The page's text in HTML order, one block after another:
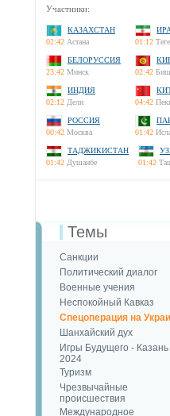
Участники:
КАЗАХСТАН
02:42 Астана
01:12
БЕЛОРУССИЯ
23:42 Минск
02:42
ИНДИЯ
02:12 Дели
04:42
РОССИЯ
00:42 Москва
01:42
ТАДЖИКИСТАН
01:42 Душанбе
01:42
Темы
Санкции
Политический диалог
Военные учения
Неспокойный Кавказ
Спецоперация на
Шанхайский дух
Игры Будущего - Казань
2024
Туризм
Чрезвычайные
происшествия
Международное